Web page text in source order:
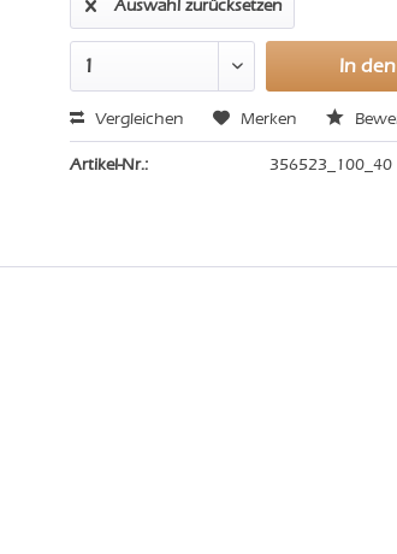
Auswahl zurücksetzen
In den
Vergleichen Merken
Artikel-Nr.: 356523_100_40